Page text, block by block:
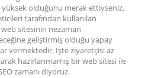
olduğunu merak ettiyseniz,
tarafından kullanılan
sitesinin nezaman
geliştirmiş olduğu yapay
vermektedir. İşte ziyaretçisi az
hazırlanmamış bir web sitesi ile
zamanı diyoruz.